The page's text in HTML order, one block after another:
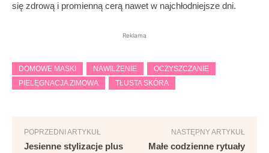
się zdrową i promienną cerą nawet w najchłodniejsze dni.
Reklama
DOMOWE MASKI NAWILŻENIE
OCZYSZCZANIE
PIELĘGNACJA ZIMOWA
TŁUSTA SKÓRA
POPRZEDNI ARTYKUŁ
Jesienne stylizacje plus
NASTĘPNY ARTYKUŁ
Małe codzienne rytuały